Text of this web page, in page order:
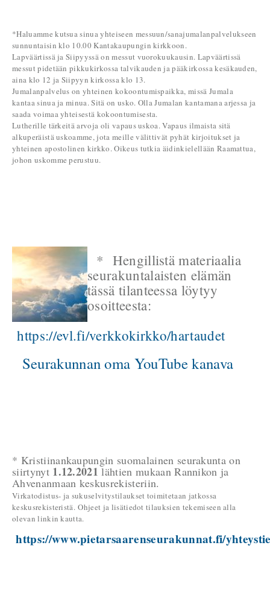
*Haluamme kutsua sinua yhteiseen messuun/sanajumalanpalvelukseen
sunnuntaisin klo 10.00 Kantakaupungin kirkkoon.
Lapväärtissä ja Siipyyssä on messut vuorokuukausin. Lapväärtissä
messut pidetään pikkukirkossa talvikauden ja pääkirkossa kesäkauden,
aina klo 12 ja Siipyyn kirkossa klo 13.
Jumalanpalvelus on yhteinen kokoontumispaikka, missä Jumala
kantaa sinua ja minua. Sitä on usko. Olla Jumalan kantamana arjessa ja
saada voimaa yhteisestä kokoontumisesta.
Lutherille tärkeitä arvoja oli vapaus uskoa. Vapaus ilmaista sitä
alkuperäistä uskoamme, jota meille välittivät pyhät kirjoitukset ja
yhteinen apostolinen kirkko. Oikeus tutkia äidinkielellään Raamattua,
johon uskomme perustuu.
* Hengillistä materiaalia
seurakuntalaisten elämän
tässä tilanteessa löytyy
osoitteesta:
https://evl.fi/verkkokirkko/hartaudet
Seurakunnan oma YouTube kanava
* Kristiinankaupungin suomalainen seurakunta on
siirtynyt 1.12.2021lähtien mukaan Rannikon ja
Ahvenanmaan keskusrekisteriin.
Virkatodistus- ja sukuselvitystilaukset toimitetaan jatkossa
keskusrekisteristä.Ohjeet ja lisätiedot tilauksien tekemiseen alla
olevan linkin kautta.
https://www.pietarsaarenseurakunnat.fi/